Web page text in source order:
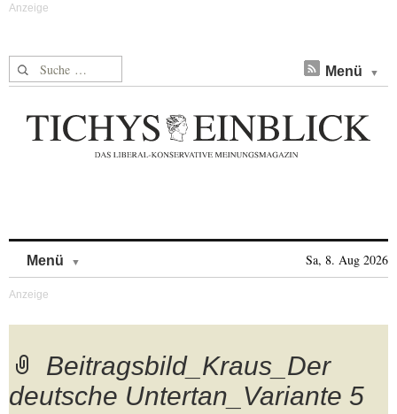
Suche nach: Menü
Menü Sa, 8. Aug 2026
Beitragsbild_Kraus_Der
deutsche Untertan_Variante 5